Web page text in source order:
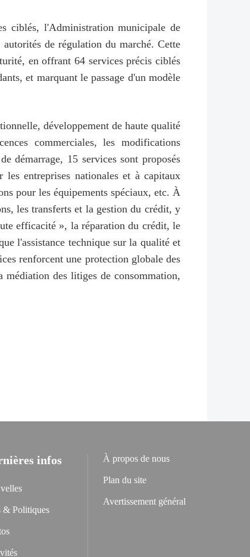
ciblés, l'Administration municipale de
de régulation du marché. Cette
en offrant 64 services précis ciblés
et marquant le passage d'un modèle
développement de haute qualité
commerciales, les modifications
démarrage, 15 services sont proposés
les entreprises nationales et à capitaux
pour les équipements spéciaux, etc. À
les transferts et la gestion du crédit, y
efficacité », la réparation du crédit, le
l'assistance technique sur la qualité et
renforcent une protection globale des
des litiges de consommation,
infos
& Politiques
À propos de nous
Plan du site
Avertissement général